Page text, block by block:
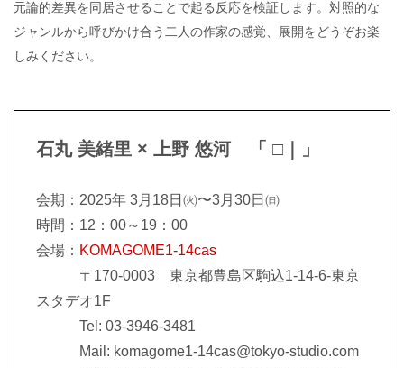
元論的差異を同居させることで起る反応を検証します。対照的な
ジャンルから呼びかけ合う二人の作家の感覚、展開をどうぞお楽
しみください。
石丸 美緒里 × 上野 悠河 「 □｜」
会期：2025年 3月18日㈫〜3月30日㈰
時間：12：00～19：00
会場： KOMAGOME1-14cas
〒170-0003 東京都豊島区駒込1-14-6-東京
スタデオ1F
Tel: 03-3946-3481
Mail: komagome1-14cas@tokyo-studio.com